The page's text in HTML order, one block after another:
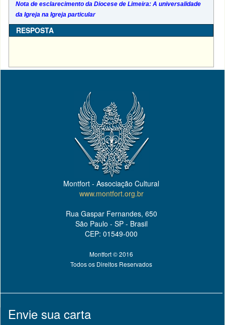
Nota de esclarecimento da Diocese de Limeira: A universalidade
da Igreja na Igreja particular
RESPOSTA
Montfort - Associação Cultural
www.montfort.org.br
Rua Gaspar Fernandes, 650
São Paulo - SP - Brasil
CEP: 01549-000
Montfort © 2016
Todos os Direitos Reservados
Envie sua carta